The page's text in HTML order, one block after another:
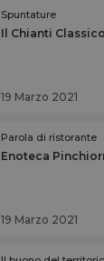
Spuntature
Il Chianti
19 Marzo 2021
Parola di ristorante
Enoteca
19 Marzo 2021